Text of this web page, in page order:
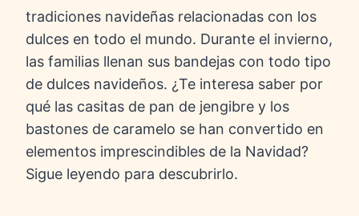
tradiciones navideñas relacionadas con los
dulces en todo el mundo. Durante el invierno,
las familias llenan sus bandejas con todo tipo
de dulces navideños. ¿Te interesa saber por
qué las casitas de pan de jengibre y los
bastones de caramelo se han convertido en
elementos imprescindibles de la Navidad?
Sigue leyendo para descubrirlo.